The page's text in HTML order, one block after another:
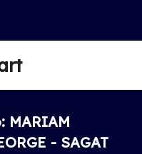
MARIAM
- SAGAT